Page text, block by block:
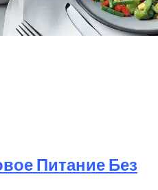
Питание Без